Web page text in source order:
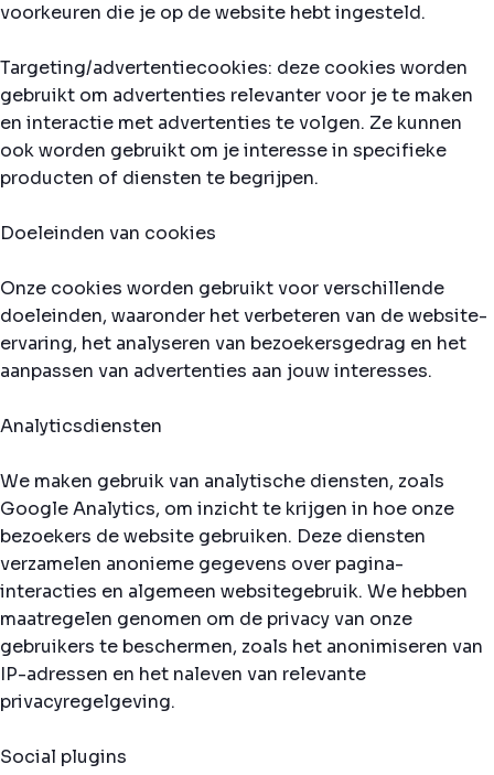
voorkeuren die je op de website hebt ingesteld.
Targeting/advertentiecookies: deze cookies worden
gebruikt om advertenties relevanter voor je te maken
en interactie met advertenties te volgen. Ze kunnen
ook worden gebruikt om je interesse in specifieke
producten of diensten te begrijpen.
Doeleinden van cookies
Onze cookies worden gebruikt voor verschillende
doeleinden, waaronder het verbeteren van de website-
ervaring, het analyseren van bezoekersgedrag en het
aanpassen van advertenties aan jouw interesses.
Analyticsdiensten
We maken gebruik van analytische diensten, zoals
Google Analytics, om inzicht te krijgen in hoe onze
bezoekers de website gebruiken. Deze diensten
verzamelen anonieme gegevens over pagina-
interacties en algemeen websitegebruik. We hebben
maatregelen genomen om de privacy van onze
gebruikers te beschermen, zoals het anonimiseren van
IP-adressen en het naleven van relevante
privacyregelgeving.
Social plugins